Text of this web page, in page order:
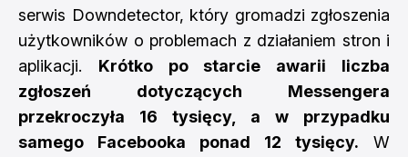
serwis Downdetector, który gromadzi zgłoszenia
użytkowników o problemach z działaniem stron i
aplikacji. Krótko po starcie awarii liczba
zgłoszeń dotyczących Messengera
przekroczyła 16 tysięcy, a w przypadku
samego Facebooka ponad 12 tysięcy. W